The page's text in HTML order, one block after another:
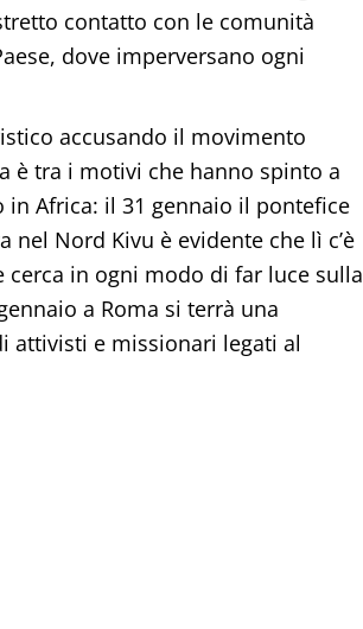
contatto con le comunità
dove imperversano ogni
accusando il movimento
è tra i motivi che hanno spinto a
in Africa: il 31 gennaio il pontefice
nel Nord Kivu è evidente che lì c’è
cerca in ogni modo di far luce sulla
a Roma si terrà una
attivisti e missionari legati al